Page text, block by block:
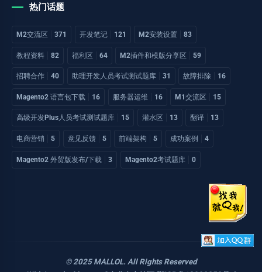
热门话题
M2交流区 371 开发笔记 121 M2安装设置 83
教程资料 82 福利区 64 M2插件和模版分享区 59
招聘合作 40 助理开发人员考试测试题库 31 故障排除 16
Magento2 语言包下载 16 服务器运维 16 M1交流区 15
高级开发Plus人员考试测试题库 15 灌水区 13 翻译 13
电商营销 5 意见反馈 5 前端架构 5 成功案例 4
Magento2 外贸版发布/下载 3 Magento2考试题库 0
© 2025 MALLOL. All Rights Reserved